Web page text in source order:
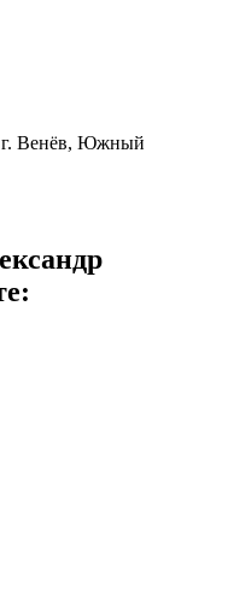
г. Венёв, Южный